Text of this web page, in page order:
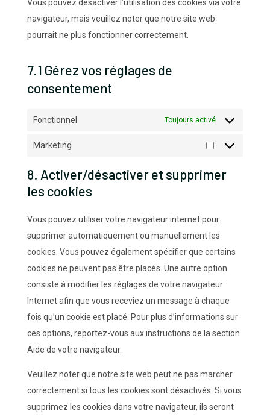
Vous pouvez désactiver l’utilisation des cookies via votre
navigateur, mais veuillez noter que notre site web
pourrait ne plus fonctionner correctement.
7.1 Gérez vos réglages de
consentement
Fonctionnel Toujours activé
Marketing
8. Activer/désactiver et supprimer
les cookies
Vous pouvez utiliser votre navigateur internet pour
supprimer automatiquement ou manuellement les
cookies. Vous pouvez également spécifier que certains
cookies ne peuvent pas être placés. Une autre option
consiste à modifier les réglages de votre navigateur
Internet afin que vous receviez un message à chaque
fois qu’un cookie est placé. Pour plus d’informations sur
ces options, reportez-vous aux instructions de la section
Aide de votre navigateur.
Veuillez noter que notre site web peut ne pas marcher
correctement si tous les cookies sont désactivés. Si vous
supprimez les cookies dans votre navigateur, ils seront